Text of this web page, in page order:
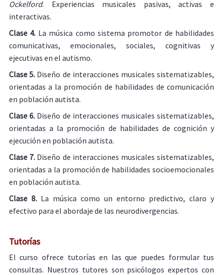
Ockelford. Experiencias musicales pasivas, activas e
interactivas.
Clase 4. La música como sistema promotor de habilidades
comunicativas, emocionales, sociales, cognitivas y
ejecutivas en el autismo.
Clase 5. Diseño de interacciones musicales sistematizables,
orientadas a la promoción de habilidades de comunicación
en población autista.
Clase 6. Diseño de interacciones musicales sistematizables,
orientadas a la promoción de habilidades de cognición y
ejecución en población autista.
Clase 7. Diseño de interacciones musicales sistematizables,
orientadas a la promoción de habilidades socioemocionales
en población autista.
Clase 8. La música como un entorno predictivo, claro y
efectivo para el abordaje de las neurodivergencias.
Tutorías
El curso ofrece tutorías en las que puedes formular tus
consultas. Nuestros tutores son psicólogos expertos con